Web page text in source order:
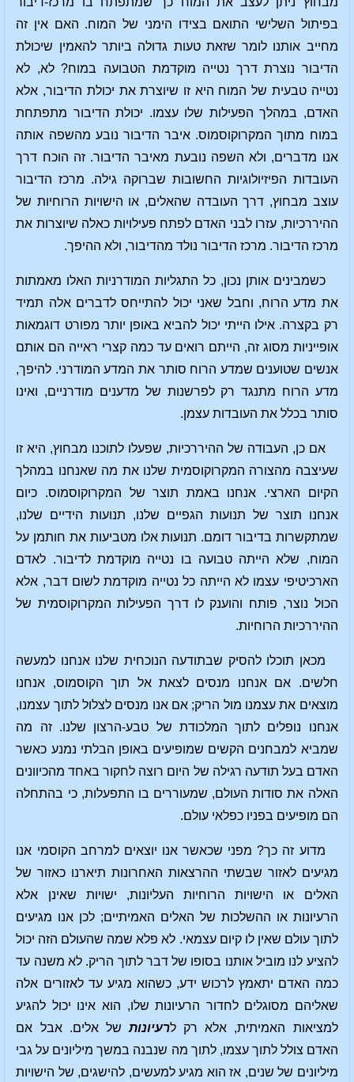
בפיתול השלישי התואם בצידו הימני של המוח. האם אין זה
מחייב אותנו לומר שזאת טעות גדולה ביותר להאמין שיכולת
הדיבור נוצרת דרך נטייה מוקדמת הטבועה במוח? לא, לא
נטייה טבעית של המוח היא זו שיוצרת את יכולת הדיבור, אלא
האדם, במהלך הפעילות שלו עצמו. יכולת הדיבור מתפתחת
במוח מתוך המקרוקוסמוס. איבר הדיבור נובע מהשפה אותה
אנו מדברים, ולא השפה נובעת מאיבר הדיבור. זה הוכח דרך
העובדות הפיזיולוגיות החשובות שברוקה גילה. מרכז הדיבור
עוצב מבחוץ, דרך העובדה שהאלים, או הישויות הרוחיות של
ההיררכיות, עזרו לבני האדם לפתח פעילויות כאלה שיוצרות את
מרכז הדיבור. מרכז הדיבור נולד מהדיבור, ולא ההיפך.
כשמבינים אותן נכון, כל התגליות המודרניות האלו מאמתות
את מדע הרוח, וחבל שאני יכול להתייחס לדברים אלה תמיד
רק בקצרה. אילו הייתי יכול להביא באופן יותר מפורט דוגמאות
אופייניות מסוג זה, הייתם רואים עד כמה קצרי ראייה הם אותם
אנשים שטוענים שמדע הרוח סותר את המדע המודרני. להיפך,
מדע הרוח מתנגד רק לפרשנות של מדענים מודרניים, ואינו
סותר בכלל את העובדות עצמן.
אם כן, העבודה של ההיררכיות, שפעלו לתוכנו מבחוץ, היא זו
שעיצבה מהצורה המקרוקוסמית שלנו את מה שאנחנו במהלך
הקיום הארצי. אנחנו באמת תוצר של המקרוקוסמוס. כיום
אנחנו תוצר של תנועות הגפיים שלנו, תנועות הידיים שלנו,
שמתקשרות בדיבור דומם. תנועות אלו מטביעות את חותמן על
המוח, שלא הייתה טבועה בו נטייה מוקדמת לדיבור. לאדם
הארכיטיפי עצמו לא הייתה כל נטייה מוקדמת לשום דבר, אלא
הכול נוצר, פותח והוענק לו דרך הפעילות המקרוקוסמית של
ההיררכיות הרוחיות.
מכאן תוכלו להסיק שבתודעה הנוכחית שלנו אנחנו למעשה
חלשים. אם אנחנו מנסים לצאת אל תוך הקוסמוס, אנחנו
מוצאים את עצמנו מול הריק; אם אנו מנסים לצלול לתוך עצמנו,
אנחנו נופלים לתוך המלכודת של טבע-הרצון שלנו. זה מה
שמביא למבחנים הקשים שמופיעים באופן הבלתי נמנע כאשר
האדם בעל תודעה רגילה של היום רוצה לחקור באחד מהכיוונים
האלה את סודות העולם, שמעוררים בו התפעלות, כי בהתחלה
הם מופיעים בפניו כפלאי עולם.
מדוע זה כך? מפני שכאשר אנו יוצאים למרחב הקוסמי אנו
מגיעים לאזור שבשתי ההרצאות האחרונות תיארנו כאזור של
האלים או הישויות הרוחיות העליונות, ישויות שאינן אלא
הרעיונות או ההשלכות של האלים האמיתיים; לכן אנו מגיעים
לתוך עולם שאין לו קיום עצמאי. לא פלא שמה שהעולם הזה יכול
להציע לנו מוביל אותנו בסופו של דבר לתוך הריק. לא משנה עד
כמה האדם יתאמץ לרכוש ידע, כשהוא מגיע עד לאזורים אלה
שאליהם מסוגלים לחדור הרעיונות שלו, הוא אינו יכול להגיע
למציאות האמיתית, אלא רק לרעיונות של אלים. אבל אם
האדם צולל לתוך עצמו, לתוך מה שנבנה במשך מיליונים על גבי
מיליונים של שנים, אז הוא מגיע למעשים, להישגים, של הישויות